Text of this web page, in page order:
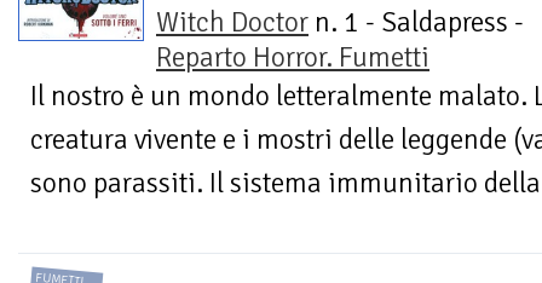
Witch Doctor n. 1 - Saldapress -
Reparto Horror. Fumetti
Il nostro è un mondo letteralmente malato.
creatura vivente e i mostri delle leggende
sono parassiti. Il sistema immunitario della